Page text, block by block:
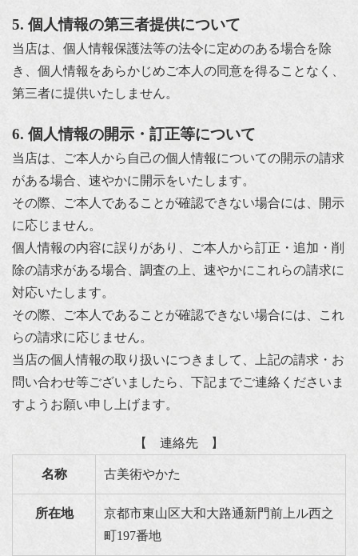
5. 個人情報の第三者提供について
当店は、個人情報保護法等の法令に定めのある場合を除
き、個人情報をあらかじめご本人の同意を得ることなく、
第三者に提供いたしません。
6. 個人情報の開示・訂正等について
当店は、ご本人から自己の個人情報についての開示の請求
がある場合、速やかに開示をいたします。
その際、ご本人であることが確認できない場合には、開示
に応じません。
個人情報の内容に誤りがあり、ご本人から訂正・追加・削
除の請求がある場合、調査の上、速やかにこれらの請求に
対応いたします。
その際、ご本人であることが確認できない場合には、これ
らの請求に応じません。
当店の個人情報の取り扱いにつきまして、上記の請求・お
問い合わせ等ございましたら、下記までご連絡くださいま
すようお願い申し上げます。
【 連絡先 】
名称 古美術やかた
所在地
京都市東山区大和大路通新門前上ル西之
町197番地